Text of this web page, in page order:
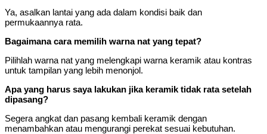
Ya, asalkan lantai yang ada dalam kondisi baik dan
permukaannya rata.
Bagaimana cara memilih warna nat yang tepat?
Pilihlah warna nat yang melengkapi warna keramik atau kontras
untuk tampilan yang lebih menonjol.
Apa yang harus saya lakukan jika keramik tidak rata setelah
dipasang?
Segera angkat dan pasang kembali keramik dengan
menambahkan atau mengurangi perekat sesuai kebutuhan.